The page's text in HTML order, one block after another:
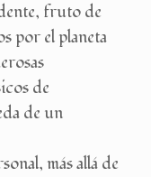
fruto de
por el planeta
de
de un
más allá de